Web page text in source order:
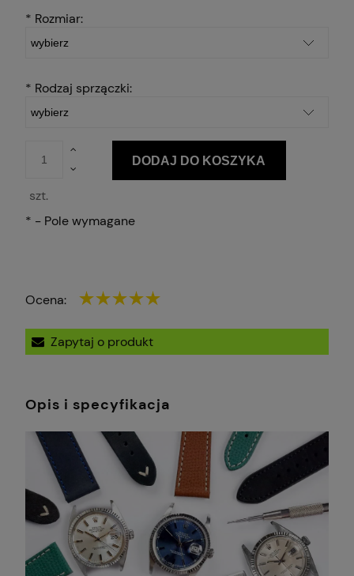
* Rozmiar:
* Rodzaj sprzączki:
szt.
DODAJ DO KOSZYKA
* - Pole wymagane
Ocena:
Zapytaj o produkt
Opis i specyfikacja